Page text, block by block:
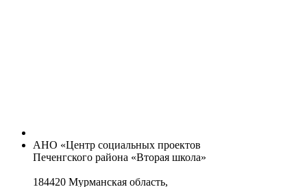
АНО «Центр социальных проектов
Печенгского района «Вторая школа»
184420 Мурманская область,